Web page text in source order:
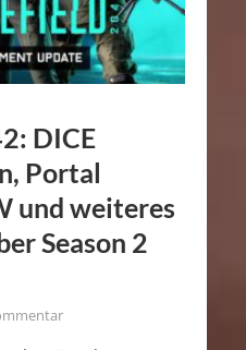
DICE
Portal
und weiteres
Season 2